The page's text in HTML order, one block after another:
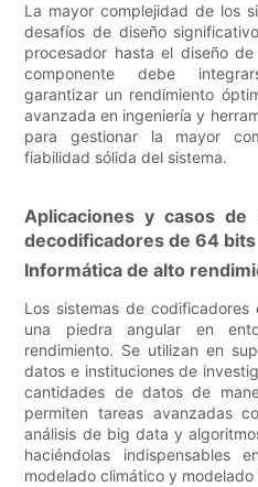
La mayor complejidad de los
desafíos de diseño
procesador hasta el diseño
componente debe
garantizar un rendimiento
avanzada en ingeniería y
para gestionar la mayor
fiabilidad sólida del sistema.
Aplicaciones y casos
decodificadores de 64 bits
Informática de alto
Los sistemas de
una piedra angular en
rendimiento. Se utilizan en
datos e instituciones de
cantidades de datos de
permiten tareas avanzadas
análisis de big data y
haciéndolas indispensables
modelado climático y modelado